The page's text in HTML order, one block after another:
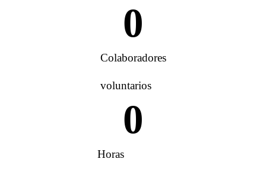
Colaboradores
voluntarios
0
Horas
0